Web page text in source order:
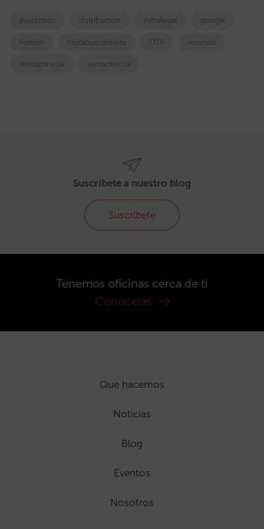
destacado distribucion estrategia google
hoteles metabuscadores OTA reservas
vendadirecta ventadirecta
Suscríbete a nuestro blog
Suscríbete
Tenemos oficinas cerca de ti
Conócelas
Que hacemos
Noticias
Blog
Eventos
Nosotros